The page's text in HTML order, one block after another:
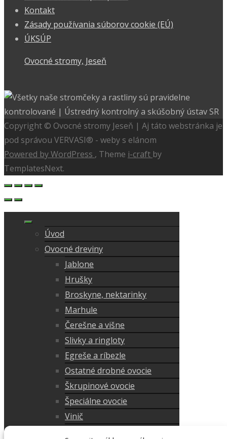
Kontakt
Zásady používania súborov cookie (EÚ)
ÚKSÚP
Ovocné stromy, Jeseň
Copyright © Ovocné stromy Jeseň | Aj táto webstránka je
pod správou VERVASI® - weby s elánom
Powered by WordPress , Theme i-craft by
TemplatesNext.
Úvod
Ovocné dreviny
Jablone
Hrušky
Broskyne, nektarinky
Marhule
Čerešne a višne
Slivky a ringloty
Egreše a ríbezle
Ostatné drobné ovocie
Škrupinové ovocie
Špeciálne ovocie
Vinič